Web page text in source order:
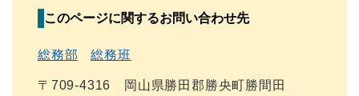
このページに関するお問い合わせ先
総務部 総務班
〒709-4316 岡山県勝田郡勝央町勝間田